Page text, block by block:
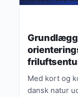
Med kort og
dansk natur